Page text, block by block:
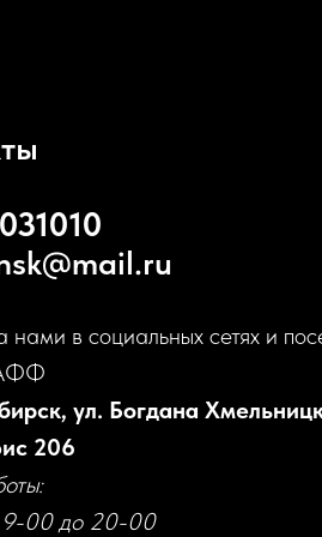
нами в социальных сетях и
ул. Богдана
206
00 до 20-00